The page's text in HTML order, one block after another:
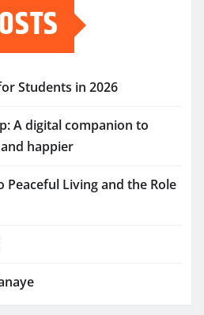
Students in 2026
A digital companion to
happier
Peaceful Living and the Role